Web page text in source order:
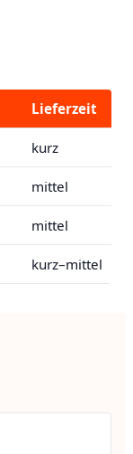
Lieferzeit
kurz
mittel
mittel
kurz–mittel